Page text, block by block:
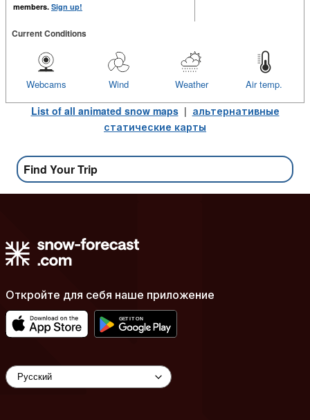
members. Sign up!
Current Conditions
Air temp.
Weather
Wind
Webcams
List of all animated snow maps| альтернативные
статические карты
Find Your Trip
Откройте для себя наше приложение